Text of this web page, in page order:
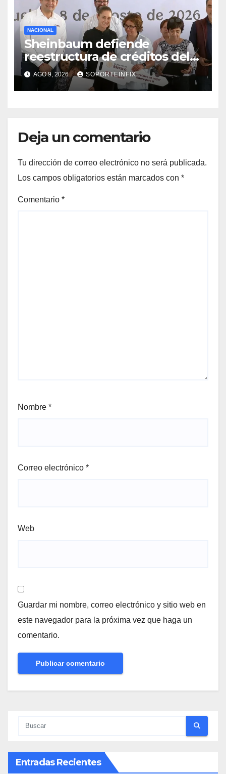
NACIONAL
Sheinbaum defiende
reestructura de créditos del
Infonavit y niega riesgo
financiero
AGO 9, 2026 SOPORTEINFIX
Deja un comentario
Tu dirección de correo electrónico no será publicada.
Los campos obligatorios están marcados con *
Comentario *
Nombre *
Correo electrónico *
Web
Guardar mi nombre, correo electrónico y sitio web en
este navegador para la próxima vez que haga un
comentario.
Entradas Recientes